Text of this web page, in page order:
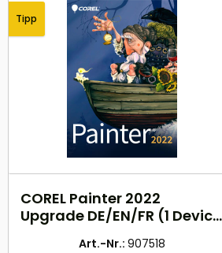
Tipp
COREL Painter 2022
Upgrade DE/EN/FR (1 Device
Art.-Nr.: 907518